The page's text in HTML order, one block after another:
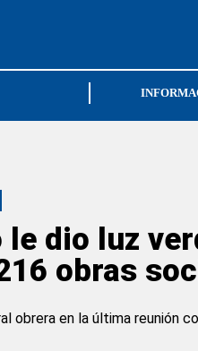
CRISIS LABORAL
le dio luz
obras
obrera en la última reunión